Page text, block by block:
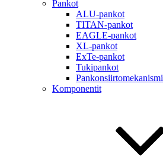
Pankot
ALU-pankot
TITAN-pankot
EAGLE-pankot
XL-pankot
ExTe-pankot
Tukipankot
Pankonsiirtomekanismi
Komponentit